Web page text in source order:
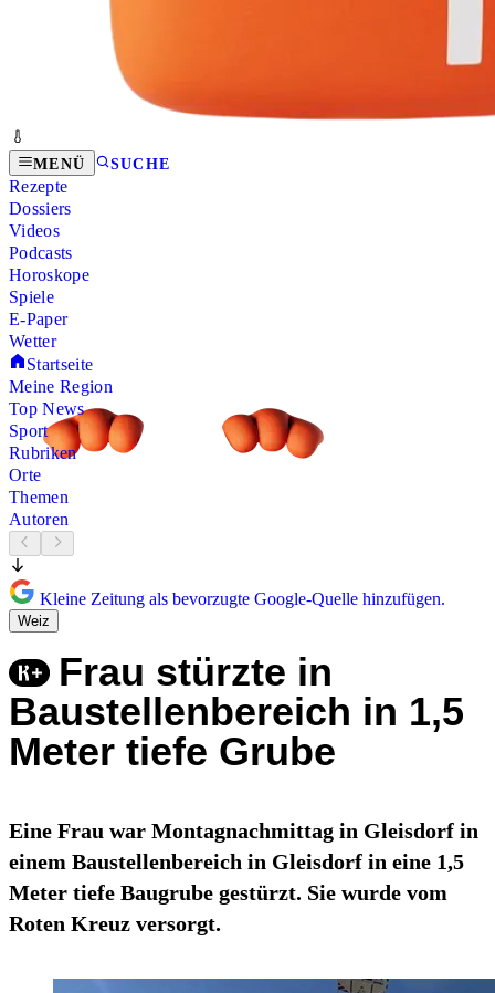
MENÜ SUCHE
Rezepte
Dossiers
Videos
Podcasts
Horoskope
Spiele
E-Paper
Wetter
Startseite
Meine Region
Top News
Sport
Rubriken
Orte
Themen
Autoren
Kleine Zeitung als bevorzugte Google-Quelle hinzufügen.
Weiz
Frau stürzte in
Baustellenbereich in 1,5
Meter tiefe Grube
Eine Frau war Montagnachmittag in Gleisdorf in
einem Baustellenbereich in Gleisdorf in eine 1,5
Meter tiefe Baugrube gestürzt. Sie wurde vom
Roten Kreuz versorgt.